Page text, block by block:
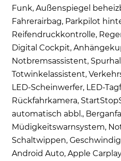
Funk, Außenspiegel
Fahrerairbag, Parkpilot
Reifendruckkontrolle,
Digital Cockpit,
Notbremsassistent,
Totwinkelassistent,
LED-Scheinwerfer, LED-
Rückfahrkamera,
automatisch abbl.,
Müdigkeitswarnsystem,
Schaltwippen,
Android Auto, Apple